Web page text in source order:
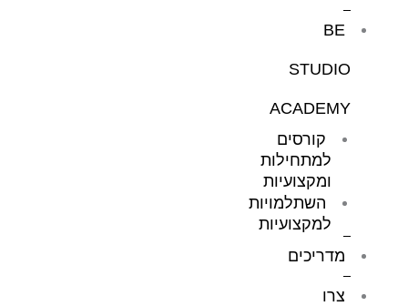
BE
STUDIO
ACADEMY
קורסים
למתחילות
ומקצועיות
השתלמויות
למקצועיות
מדריכים
צרו